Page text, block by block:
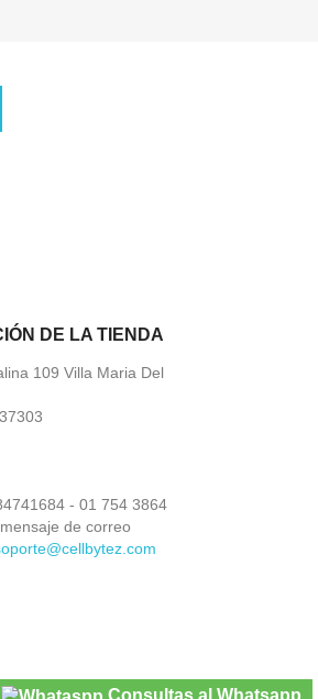
DE LA TIENDA
109 Villa Maria Del
- 01 754 3864
de correo
Consultas al Whatsapp